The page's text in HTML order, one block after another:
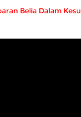
Belia Dalam